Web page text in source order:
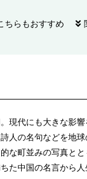
ちらもおすすめ
現代にも大きな影
人の名句などを地
な町並みの写真と
た中国の名言から